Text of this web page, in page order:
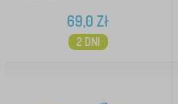
69,0 Zł
2 DNI